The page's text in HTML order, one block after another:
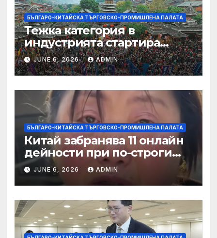
БЪЛГАРО-КИТАЙСКА ТЪРГОВСКО-ПРОМИШЛЕНА ПАЛАТА
Тежка категория в
индустрията стартира
алианс за космическа
слънчева енергия
JUNE 6, 2026 ADMIN
БЪЛГАРО-КИТАЙСКА ТЪРГОВСКО-ПРОМИШЛЕНА ПАЛАТА
Китай забранява 11 онлайн
дейности при по-строги
правила за ограничаване на
слуховете и
кибернасилниците
JUNE 6, 2026 ADMIN